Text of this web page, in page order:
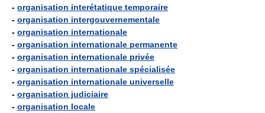
- organisation interétatique temporaire
- organisation intergouvernementale
- organisation internationale
- organisation internationale permanente
- organisation internationale privée
- organisation internationale spécialisée
- organisation internationale universelle
- organisation judiciaire
- organisation locale